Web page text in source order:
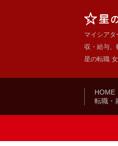
マイシア
収・給与、
星の転職
HOME
転職・